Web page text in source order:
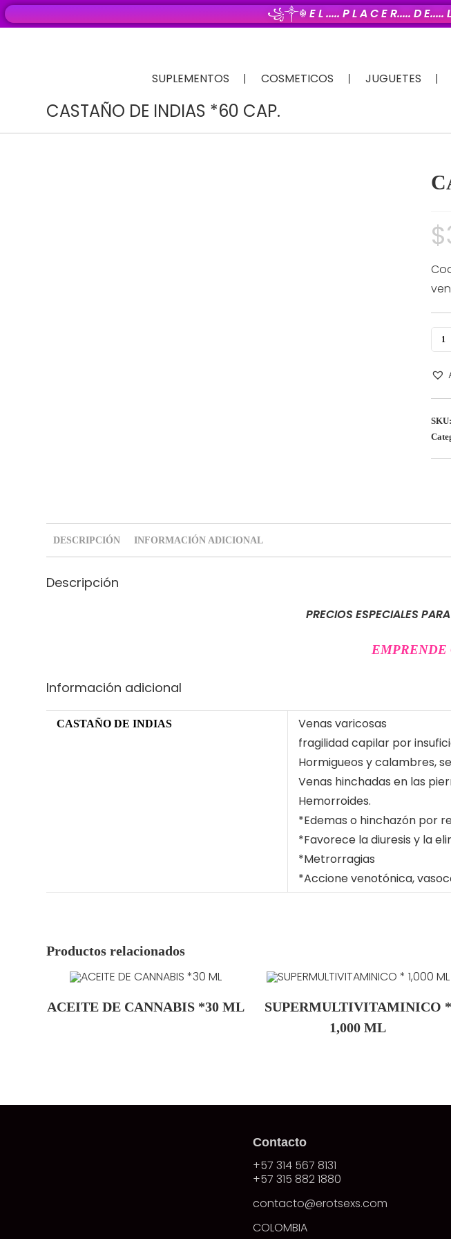
꧁༒☬E L ..... P L A C E R..... D
SUPLEMENTOS COSMETICOS JUGUETES
CASTAÑO DE INDIAS *60 CAP.
$
SKU:
DESCRIPCIÓN INFORMACIÓN ADICIONAL
Descripción
PRECIOS ESPECIALES
EMPRENDE
Información adicional
CASTAÑO DE INDIAS
Venas varicosas
fragilidad capilar por
Hormigueos y calambres,
Venas hinchadas en las
Hemorroides.
*Edemas o hinchazón por
*Favorece la diuresis y la
*Metrorragias
*Accione venotónica,
Productos relacionados
ACEITE DE CANNABIS *30 ML
SUPERMULTIVITAMINICO *
1,000 ML
Contacto
+57 314 567 8131
+57 315 882 1880
contacto@erotsexs.com
COLOMBIA